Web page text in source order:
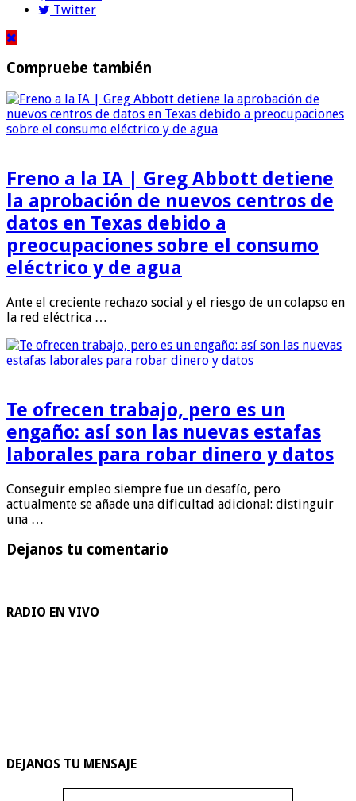
Twitter
Compruebe también
Freno a la IA | Greg Abbott detiene
la aprobación de nuevos centros de
datos en Texas debido a
preocupaciones sobre el consumo
eléctrico y de agua
Ante el creciente rechazo social y el riesgo de un colapso en
la red eléctrica …
Te ofrecen trabajo, pero es un
engaño: así son las nuevas estafas
laborales para robar dinero y datos
Conseguir empleo siempre fue un desafío, pero
actualmente se añade una dificultad adicional: distinguir
una …
Dejanos tu comentario
RADIO EN VIVO
DEJANOS TU MENSAJE